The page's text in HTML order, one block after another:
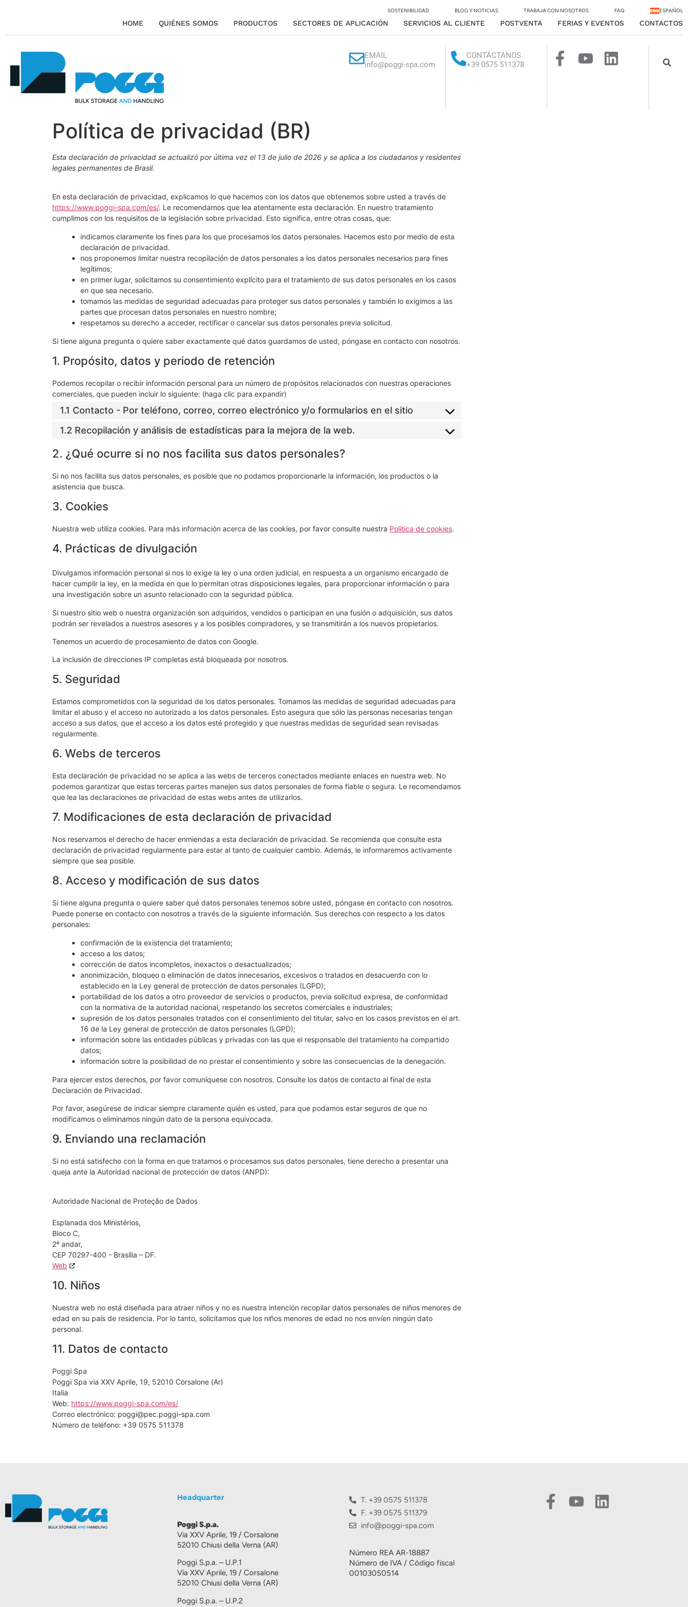
SOSTENIBILIDAD BLOG Y NOTICIAS TRABAJA CON NOSOTROS FAQ ESPAÑOL
HOME QUIÉNES SOMOS PRODUCTOS SECTORES DE APLICACIÓN SERVICIOS AL CLIENTE POSTVENTA FERIAS Y EVENTOS CONTACTOS
EMAIL
info@poggi-spa.com
CONTÁCTANOS
+39 0575 511378
Política de privacidad (BR)
Esta declaración de privacidad se actualizó por última vez el 13 de julio de 2026 y se aplica a los ciudadanos y residentes
legales permanentes de Brasil.
En esta declaración de privacidad, explicamos lo que hacemos con los datos que obtenemos sobre usted a través de
https://www.poggi-spa.com/es/. Le recomendamos que lea atentamente esta declaración. En nuestro tratamiento
cumplimos con los requisitos de la legislación sobre privacidad. Esto significa, entre otras cosas, que:
indicamos claramente los fines para los que procesamos los datos personales. Hacemos esto por medio de esta
declaración de privacidad.
nos proponemos limitar nuestra recopilación de datos personales a los datos personales necesarios para fines
legítimos;
en primer lugar, solicitamos su consentimiento explícito para el tratamiento de sus datos personales en los casos
en que sea necesario.
tomamos las medidas de seguridad adecuadas para proteger sus datos personales y también lo exigimos a las
partes que procesan datos personales en nuestro nombre;
respetamos su derecho a acceder, rectificar o cancelar sus datos personales previa solicitud.
Si tiene alguna pregunta o quiere saber exactamente qué datos guardamos de usted, póngase en contacto con nosotros.
1. Propósito, datos y periodo de retención
Podemos recopilar o recibir información personal para un número de propósitos relacionados con nuestras operaciones
comerciales, que pueden incluir lo siguiente: (haga clic para expandir)
1.1 Contacto - Por teléfono, correo, correo electrónico y/o formularios en el sitio
1.2 Recopilación y análisis de estadísticas para la mejora de la web.
2. ¿Qué ocurre si no nos facilita sus datos personales?
Si no nos facilita sus datos personales, es posible que no podamos proporcionarle la información, los productos o la
asistencia que busca.
3. Cookies
Nuestra web utiliza cookies. Para más información acerca de las cookies, por favor consulte nuestra Política de cookies.
4. Prácticas de divulgación
Divulgamos información personal si nos lo exige la ley o una orden judicial, en respuesta a un organismo encargado de
hacer cumplir la ley, en la medida en que lo permitan otras disposiciones legales, para proporcionar información o para
una investigación sobre un asunto relacionado con la seguridad pública.
Si nuestro sitio web o nuestra organización son adquiridos, vendidos o participan en una fusión o adquisición, sus datos
podrán ser revelados a nuestros asesores y a los posibles compradores, y se transmitirán a los nuevos propietarios.
Tenemos un acuerdo de procesamiento de datos con Google.
La inclusión de direcciones IP completas está bloqueada por nosotros.
5. Seguridad
Estamos comprometidos con la seguridad de los datos personales. Tomamos las medidas de seguridad adecuadas para
limitar el abuso y el acceso no autorizado a los datos personales. Esto asegura que sólo las personas necesarias tengan
acceso a sus datos, que el acceso a los datos esté protegido y que nuestras medidas de seguridad sean revisadas
regularmente.
6. Webs de terceros
Esta declaración de privacidad no se aplica a las webs de terceros conectados mediante enlaces en nuestra web. No
podemos garantizar que estas terceras partes manejen sus datos personales de forma fiable o segura. Le recomendamos
que lea las declaraciones de privacidad de estas webs antes de utilizarlos.
7. Modificaciones de esta declaración de privacidad
Nos reservamos el derecho de hacer enmiendas a esta declaración de privacidad. Se recomienda que consulte esta
declaración de privacidad regularmente para estar al tanto de cualquier cambio. Además, le informaremos activamente
siempre que sea posible.
8. Acceso y modificación de sus datos
Si tiene alguna pregunta o quiere saber qué datos personales tenemos sobre usted, póngase en contacto con nosotros.
Puede ponerse en contacto con nosotros a través de la siguiente información. Sus derechos con respecto a los datos
personales:
confirmación de la existencia del tratamiento;
acceso a los datos;
corrección de datos incompletos, inexactos o desactualizados;
anonimización, bloqueo o eliminación de datos innecesarios, excesivos o tratados en desacuerdo con lo
establecido en la Ley general de protección de datos personales (LGPD);
portabilidad de los datos a otro proveedor de servicios o productos, previa solicitud expresa, de conformidad
con la normativa de la autoridad nacional, respetando los secretos comerciales e industriales;
supresión de los datos personales tratados con el consentimiento del titular, salvo en los casos previstos en el art.
16 de la Ley general de protección de datos personales (LGPD);
información sobre las entidades públicas y privadas con las que el responsable del tratamiento ha compartido
datos;
información sobre la posibilidad de no prestar el consentimiento y sobre las consecuencias de la denegación.
Para ejercer estos derechos, por favor comuníquese con nosotros. Consulte los datos de contacto al final de esta
Declaración de Privacidad.
Por favor, asegúrese de indicar siempre claramente quién es usted, para que podamos estar seguros de que no
modificamos o eliminamos ningún dato de la persona equivocada.
9. Enviando una reclamación
Si no está satisfecho con la forma en que tratamos o procesamos sus datos personales, tiene derecho a presentar una
queja ante la Autoridad nacional de protección de datos (ANPD):
Autoridade Nacional de Proteção de Dados
Esplanada dos Ministérios,
Bloco C,
2º andar,
CEP 70297-400 - Brasília – DF.
Web
10. Niños
Nuestra web no está diseñada para atraer niños y no es nuestra intención recopilar datos personales de niños menores de
edad en su país de residencia. Por lo tanto, solicitamos que los niños menores de edad no nos envíen ningún dato
personal.
11. Datos de contacto
Poggi Spa
Poggi Spa via XXV Aprile, 19, 52010 Corsalone (Ar)
Italia
Web: https://www.poggi-spa.com/es/
Correo electrónico: poggi@pec.poggi-spa.com
Número de teléfono: +39 0575 511378
Headquarter
Poggi S.p.a.
Via XXV Aprile, 19 / Corsalone
52010 Chiusi della Verna (AR)
Poggi S.p.a. – U.P.1
Via XXV Aprile, 19 / Corsalone
52010 Chiusi della Verna (AR)
Poggi S.p.a. – U.P.2
T. +39 0575 511378
F. +39 0575 511379
info@poggi-spa.com
Número REA AR-18887
Número de IVA / Código fiscal
00103050514